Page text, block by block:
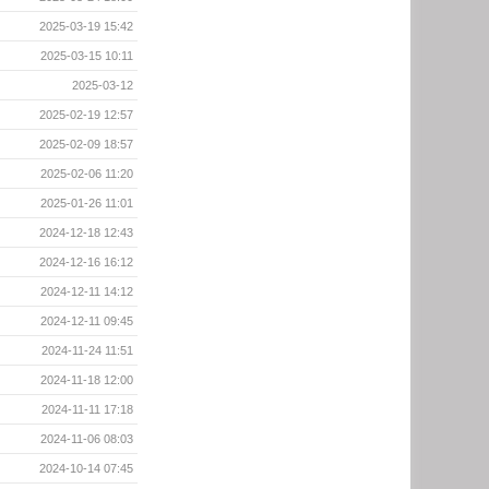
2025-03-19 15:42
2025-03-15 10:11
2025-03-12
2025-02-19 12:57
2025-02-09 18:57
2025-02-06 11:20
2025-01-26 11:01
2024-12-18 12:43
2024-12-16 16:12
2024-12-11 14:12
2024-12-11 09:45
2024-11-24 11:51
2024-11-18 12:00
2024-11-11 17:18
2024-11-06 08:03
2024-10-14 07:45